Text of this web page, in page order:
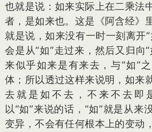
也就是说：如来实际上在二乘法
者，是如来也。这是《阿含经》
就是说，如来没有一时一刻离开
会是从“如”走过来，然后又归向
来似乎如来是有来去，与“如”
体；所以透过这样来说明，如来
去就是如不去，不来不去即
以“如”来说的话，“如”就是从来
变异，不会有任何根本上的变动